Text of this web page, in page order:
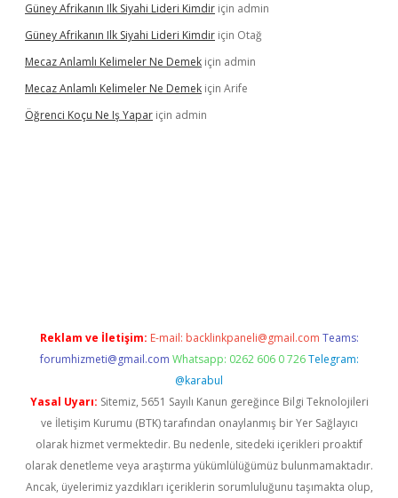
Güney Afrikanın Ilk Siyahi Lideri Kimdir için admin
Güney Afrikanın Ilk Siyahi Lideri Kimdir için Otağ
Mecaz Anlamlı Kelimeler Ne Demek için admin
Mecaz Anlamlı Kelimeler Ne Demek için Arife
Öğrenci Koçu Ne Iş Yapar için admin
Reklam ve İletişim: E-mail: backlinkpaneli@gmail.com Teams:
forumhizmeti@gmail.com Whatsapp: 0262 606 0 726 Telegram:
@karabul
Yasal Uyarı: Sitemiz, 5651 Sayılı Kanun gereğince Bilgi Teknolojileri
ve İletişim Kurumu (BTK) tarafından onaylanmış bir Yer Sağlayıcı
olarak hizmet vermektedir. Bu nedenle, sitedeki içerikleri proaktif
olarak denetleme veya araştırma yükümlülüğümüz bulunmamaktadır.
Ancak, üyelerimiz yazdıkları içeriklerin sorumluluğunu taşımakta olup,